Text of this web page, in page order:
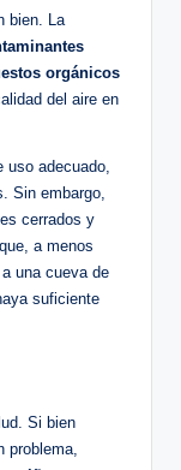
bien. ⁢La
orgánicos
del aire en
uso ⁣adecuado,
Sin embargo,
cerrados ⁤y
a menos
una cueva de‍
suficiente
Si bien
problema,